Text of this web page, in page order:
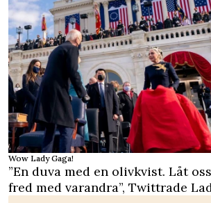
Wow Lady Gaga!
”En duva med en olivkvist. Låt
fred med varandra”, Twittrade